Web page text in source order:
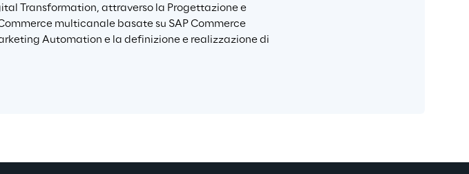
Transformation, attraverso la Progettazione e
multicanale basate su SAP Commerce
Automation e la definizione e realizzazione di